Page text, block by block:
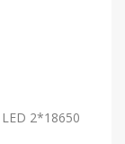
2*18650